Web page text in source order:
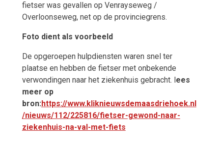
fietser was gevallen op Venrayseweg /
Overloonseweg, net op de provinciegrens.
Foto dient als voorbeeld
De opgeroepen hulpdiensten waren snel ter
plaatse en hebben de fietser met onbekende
verwondingen naar het ziekenhuis gebracht. l ees
meer op
bron: https://www.kliknieuwsdemaasdriehoek.nl
/nieuws/112/225816/fietser-gewond-naar-
ziekenhuis-na-val-met-fiets